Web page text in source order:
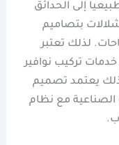
إلى الحدائق
بتصاميم
لذلك تعتبر
تركيب نوافير
يعتمد تصميم
الصناعية مع نظام